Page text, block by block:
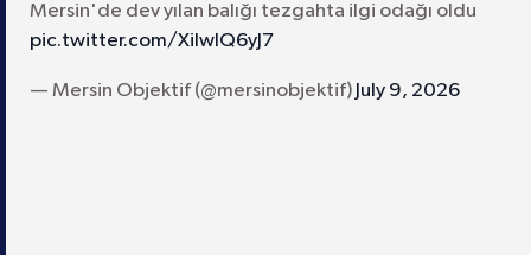
Mersin'de dev yılan balığı tezgahta ilgi odağı oldu
pic.twitter.com/XiIwlQ6yJ7
— Mersin Objektif (@mersinobjektif) July 9, 2026